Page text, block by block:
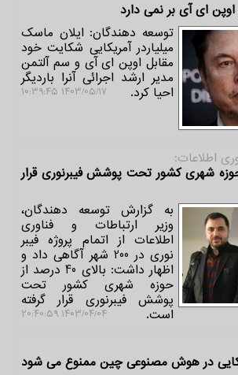
ای آی بر نمی دارد
توسعه دهندگان: ایلان ماسک
میلیاردر آمریکایی شکایت خود
مقابل اوپن ای آی و سم آلتمن
مدیر ارشد اجرائی آنرا باردیگر
احیا کرد. ۱۴۰۳/۰۵/۱۷ ۱۰:۳۹:۴۵
اطلاعات:
از حوزه شهری کشور تحت پوشش فیبرنوری قرار
به گزارش توسعه دهندگان،
وزیر ارتباطات و فناوری
اطلاعات از اتمام پروژه فیبر
نوری در 200 شهر آگاهی داد و
اظهار داشت: بالای 40 درصد از
حوزه شهری کشور تحت
پوشش فیبرنوری قرار گرفته
است. ۱۴۰۳/۰۴/۰۴ ۲۰:۴۰:۵۹
در هوش مصنوعی چین ممنوع می شود